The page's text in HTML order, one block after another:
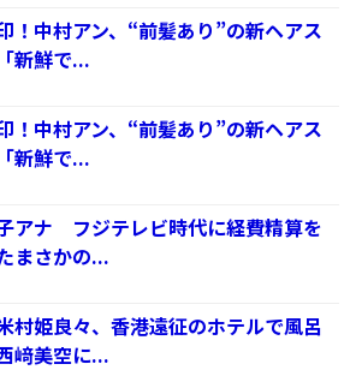
！中村アン、“前髪あり”の新ヘアス
新鮮で...
！中村アン、“前髪あり”の新ヘアス
新鮮で...
アナ フジテレビ時代に経費精算を
まさかの...
村姫良々、香港遠征のホテルで風呂
﨑美空に...